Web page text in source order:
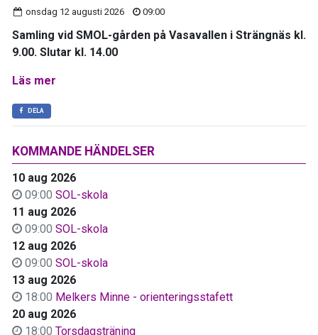
KOMMANDE HÄNDELSER
10 aug 2026
09:00 SOL-skola
11 aug 2026
09:00 SOL-skola
12 aug 2026
09:00 SOL-skola
13 aug 2026
18:00 Melkers Minne - orienteringsstafett
20 aug 2026
18:00 Torsdagsträning
onsdag 12 augusti 2026 09:00
Samling vid SMOL-gården på Vasavallen i Strängnäs kl.
9.00. Slutar kl. 14.00
Läs mer
DELA